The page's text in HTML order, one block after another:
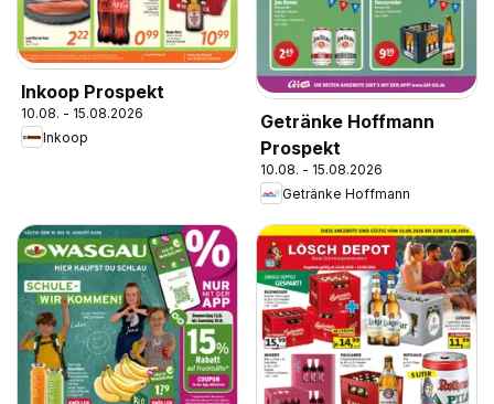
Inkoop Prospekt
10.08. - 15.08.2026
Inkoop
Getränke Hoffmann
Prospekt
10.08. - 15.08.2026
Getränke Hoffmann